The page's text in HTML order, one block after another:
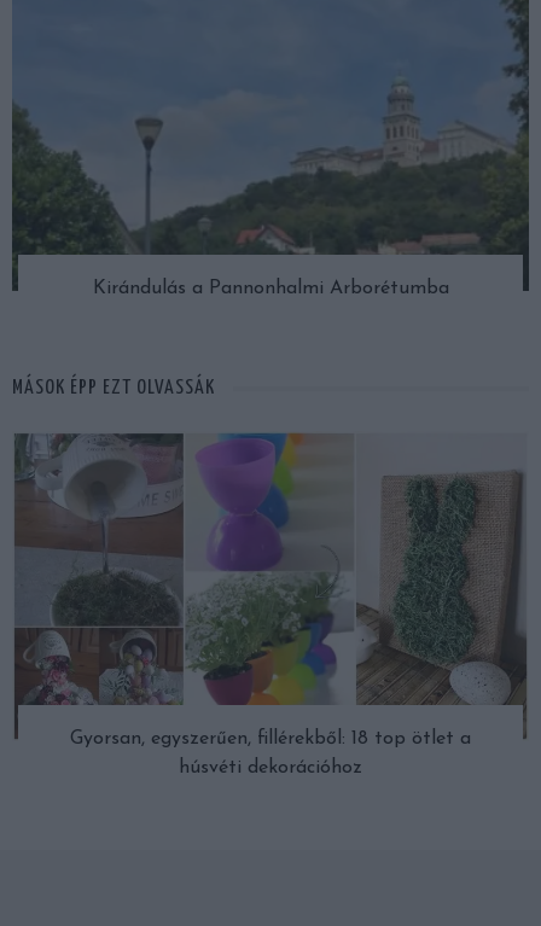
Kirándulás a Pannonhalmi Arborétumba
MÁSOK ÉPP EZT OLVASSÁK
Gyorsan, egyszerűen, fillérekből: 18 top ötlet a
húsvéti dekorációhoz